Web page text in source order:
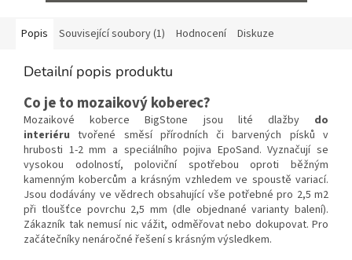
Popis Související soubory (1) Hodnocení Diskuze
Detailní popis produktu
Co je to mozaikový koberec?
Mozaikové koberce BigStone jsou lité dlažby do
interiéru tvořené směsí přírodních či barvených písků v
hrubosti 1-2 mm a speciálního pojiva EpoSand. Vyznačují se
vysokou odolností, poloviční spotřebou oproti běžným
kamenným kobercům a krásným vzhledem ve spoustě variací.
Jsou dodávány ve vědrech obsahující vše potřebné pro 2,5 m2
při tloušťce povrchu 2,5 mm (dle objednané varianty balení).
Zákazník tak nemusí nic vážit, odměřovat nebo dokupovat. Pro
začátečníky nenáročné řešení s krásným výsledkem.